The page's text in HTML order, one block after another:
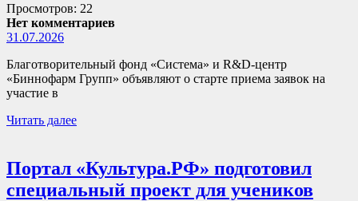
Просмотров: 22
Нет комментариев
31.07.2026
Благотворительный фонд «Система» и R&D-центр
«Биннофарм Групп» объявляют о старте приема заявок на
участие в
Читать далее
Портал «Культура.РФ» подготовил
специальный проект для учеников